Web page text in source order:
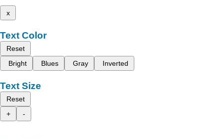
x
Text Color
Reset
Bright
Blues Gray Inverted
Text Size
Reset
+
-